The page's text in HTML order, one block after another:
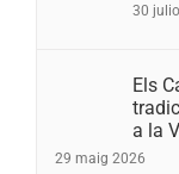
30
Els
a la
29 maig 2026